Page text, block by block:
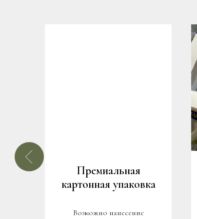
Премиальная
картонная упаковка
Возможно нанесение